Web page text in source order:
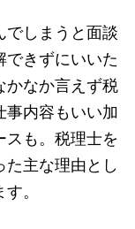
でしまうと面談
できずにいいた
かなか言えず税
事内容もいい加
スも。税理士を
主な理由とし
。